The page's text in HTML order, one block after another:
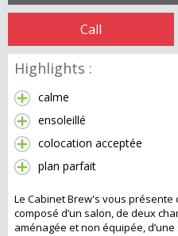
Call
Highlights :
calme
ensoleillé
colocation acceptée
plan parfait
Le Cabinet Brew's vous
composé d’un salon, de deux
aménagée et non équipée,